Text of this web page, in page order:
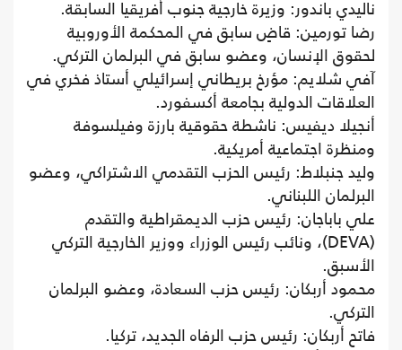
ناليدي باندور: وزيرة خارجية جنوب أفريقيا السابقة.
رضا تورمين: قاضٍ سابق في المحكمة الأوروبية
لحقوق الإنسان، وعضو سابق في البرلمان التركي.
آفي شلايم: مؤرخ بريطاني إسرائيلي أستاذ فخري في
العلاقات الدولية بجامعة أكسفورد.
أنجيلا ديفيس: ناشطة حقوقية بارزة وفيلسوفة
ومنظرة اجتماعية أمريكية.
وليد جنبلاط: رئيس الحزب التقدمي الاشتراكي، وعضو
البرلمان اللبناني.
علي باباجان: رئيس حزب الديمقراطية والتقدم
(DEVA)، ونائب رئيس الوزراء ووزير الخارجية التركي
الأسبق.
محمود أربكان: رئيس حزب السعادة، وعضو البرلمان
التركي.
فاتح أربكان: رئيس حزب الرفاه الجديد، تركيا.